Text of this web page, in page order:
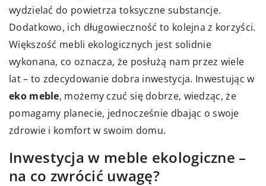
wydzielać do powietrza toksyczne substancje.
Dodatkowo, ich długowieczność to kolejna z korzyści.
Większość mebli ekologicznych jest solidnie
wykonana, co oznacza, że posłużą nam przez wiele
lat – to zdecydowanie dobra inwestycja. Inwestując w
eko meble, możemy czuć się dobrze, wiedząc, że
pomagamy planecie, jednocześnie dbając o swoje
zdrowie i komfort w swoim domu.
Inwestycja w meble ekologiczne –
na co zwrócić uwagę?